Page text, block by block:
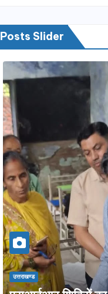
Posts Slider
उत्तराखण्ड